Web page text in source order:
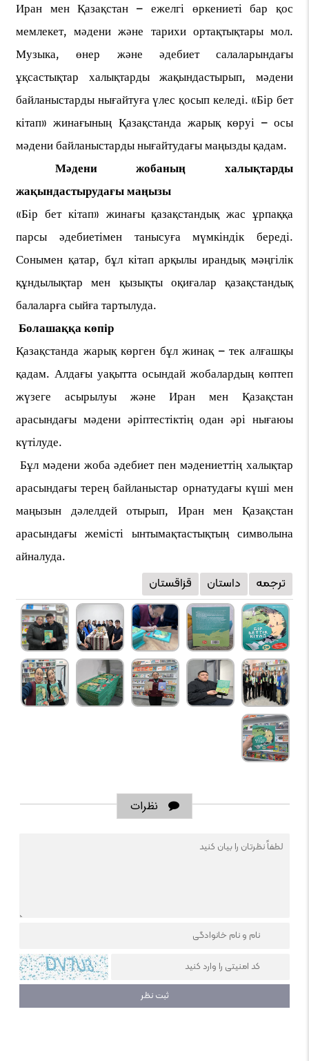
Иран мен Қазақстан – ежелгі өркениеті бар қос
мемлекет, мәдени және тарихи ортақтықтары мол.
Музыка, өнер және әдебиет салаларындағы
ұқсастықтар халықтарды жақындастырып, мәдени
байланыстарды нығайтуға үлес қосып келеді. «Бір бет
кітап» жинағының Қазақстанда жарық көруі – осы
мәдени байланыстарды нығайтудағы маңызды қадам.
Мәдени жобаның халықтарды
жақындастырудағы маңызы
«Бір бет кітап» жинағы қазақстандық жас ұрпаққа
парсы әдебиетімен танысуға мүмкіндік береді.
Сонымен қатар, бұл кітап арқылы ирандық мәңгілік
құндылықтар мен қызықты оқиғалар қазақстандық
балаларға сыйға тартылуда.
Болашаққа көпір
Қазақстанда жарық көрген бұл жинақ – тек алғашқы
қадам. Алдағы уақытта осындай жобалардың көптеп
жүзеге асырылуы және Иран мен Қазақстан
арасындағы мәдени әріптестіктің одан әрі нығаюы
күтілуде.
Бұл мәдени жоба әдебиет пен мәдениеттің халықтар
арасындағы терең байланыстар орнатудағы күші мен
маңызын дәлелдей отырып, Иран мен Қазақстан
арасындағы жемісті ынтымақтастықтың символына
айналуда.
ترجمه
داستان قزاقستان
نظرات